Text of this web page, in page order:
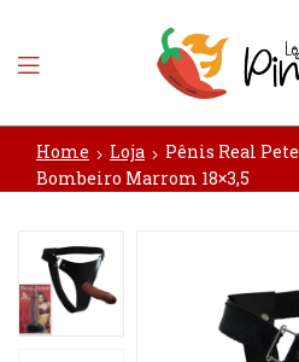
Loja
Pimenta
Home Loja
Pênis Real
Bombeiro Marrom 18×3,5